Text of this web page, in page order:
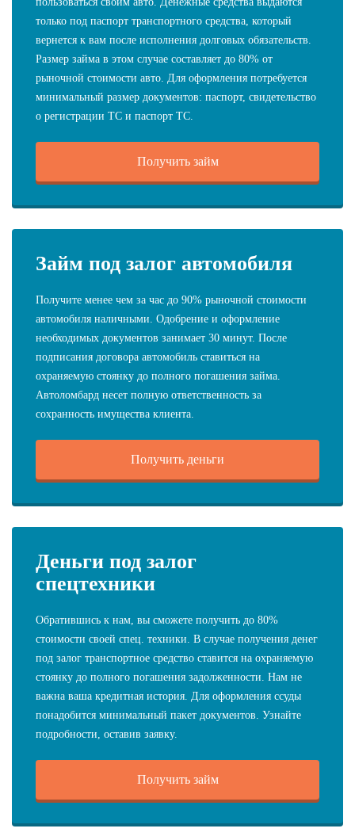
только под паспорт транспортного средства, который
вернется к вам после исполнения долговых обязательств.
Размер займа в этом случае составляет до 80% от
рыночной стоимости авто. Для оформления потребуется
минимальный размер документов: паспорт, свидетельство
о регистрации ТС и паспорт ТС.
Получить займ
Займ под залог автомобиля
Получите менее чем за час до 90% рыночной стоимости
автомобиля наличными. Одобрение и оформление
необходимых документов занимает 30 минут. После
подписания договора автомобиль ставиться на
охраняемую стоянку до полного погашения займа.
Автоломбард несет полную ответственность за
сохранность имущества клиента.
Получить деньги
Деньги под залог
спецтехники
Обратившись к нам, вы сможете получить до 80%
стоимости своей спец. техники. В случае получения денег
под залог транспортное средство ставится на охраняемую
стоянку до полного погашения задолженности. Нам не
важна ваша кредитная история. Для оформления ссуды
понадобится минимальный пакет документов. Узнайте
подробности, оставив заявку.
Получить займ